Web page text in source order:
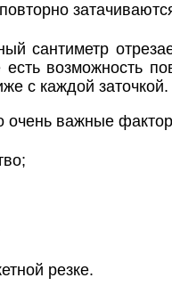
сантиметр
возможность
с каждой заточкой.
очень важные
резке.